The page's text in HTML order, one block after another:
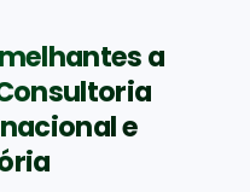
a
Consultoria
e